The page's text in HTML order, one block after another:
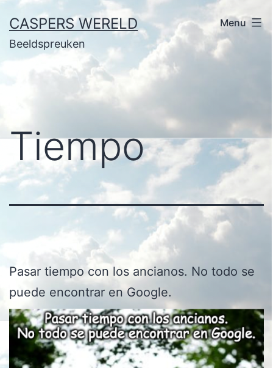
naar
de
inhoud
CASPERS WERELD
Beeldspreuken
Menu
Tiempo
Pasar tiempo con los ancianos. No todo se
puede encontrar en Google.